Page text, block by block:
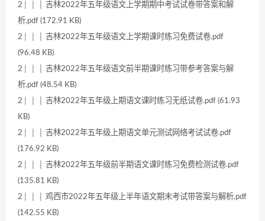
2│ │ │ 吉林2022年五年级语文上学期期中考试试卷带答案和解
析.pdf (172.91 KB)
2│ │ │ 吉林2022年五年级语文上学期课时练习免费试卷.pdf
(96.48 KB)
2│ │ │ 吉林2022年五年级语文前半期课时练习带参考答案与解
析.pdf (48.54 KB)
2│ │ │ 吉林2022年五年级上期语文课时练习无纸试卷.pdf (61.93
KB)
2│ │ │ 吉林2022年五年级上期语文单元测试网络考试试卷.pdf
(176.92 KB)
2│ │ │ 吉林2022年五年级前半期语文课时练习免费检测试卷.pdf
(135.81 KB)
2│ │ │ 鸡西市2022年五年级上半年语文期末考试带答案与解析.pdf
(142.55 KB)